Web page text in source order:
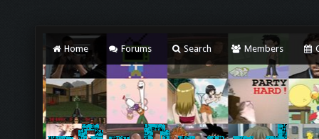
Home Forums Search Members